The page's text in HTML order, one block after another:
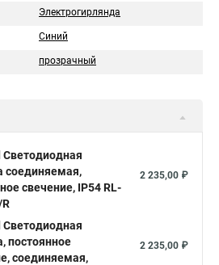
Электрогирлянда
Синий
прозрачный
Светодиодная
соединяемая,
свечение, IP54 RL-
2 235,00 ₽
Светодиодная
постоянное
соединяемая,
2 235,00 ₽